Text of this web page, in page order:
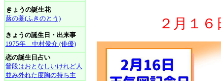
きょうの誕生花
蕗の薹(ふきのとう)
きょうの誕生日・出来事
1975年 中村俊介 (俳優)
恋の誕生日占い
普段はおとなしいけれど人
並み外れた度胸の持ち主
２月１